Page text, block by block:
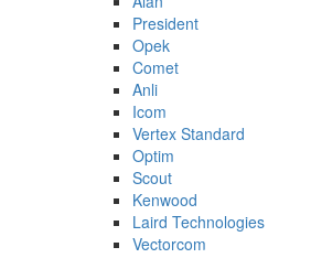
President
Opek
Comet
Anli
Icom
Vertex Standard
Optim
Scout
Kenwood
Laird Technologies
Vectorcom